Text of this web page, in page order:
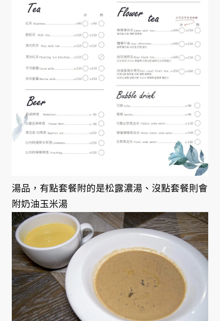
湯品，有點套餐附的是松露濃湯、沒點套餐則會
附奶油玉米湯